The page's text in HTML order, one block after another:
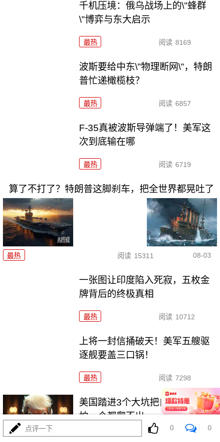
千机压境：俄乌战场上的\"蜂群
\"博弈与东大启示
最热 阅读 8169
波斯要给中东\"物理断网\"，特朗
普忙递橄榄枝？
最热 阅读 6857
F-35真被波斯导弹端了！美军这
次到底输在哪
最热 阅读 6719
算了不打了？特朗普这脚刹车，把全世界都晃吐了
最热 阅读 15311 08-03
一张图让印度陷入死寂，五枚金
牌背后的终极真相
最热 阅读 10712
上将一封信捅破天！美军五艘驱
逐舰要盖三口锅！
最热 阅读 7298
美国踏进3个大坑把自己埋了！恐
怕一个都爬不出
最热
点评一下 0 0